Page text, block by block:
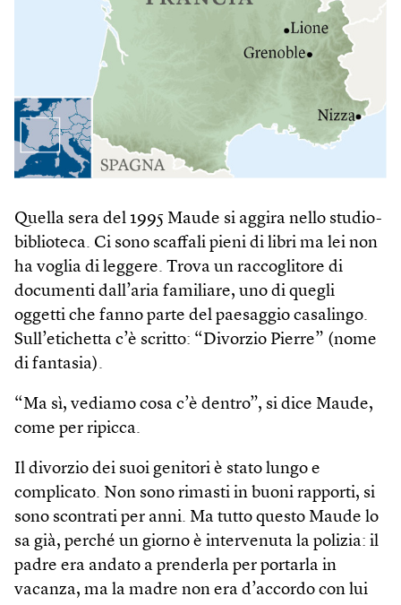
Quella sera del 1995 Maude si aggira nello studio-
biblioteca. Ci sono scaffali pieni di libri ma lei non
ha voglia di leggere. Trova un raccoglitore di
documenti dall’aria familiare, uno di quegli
oggetti che fanno parte del paesaggio casalingo.
Sull’etichetta c’è scritto: “Divorzio Pierre” (nome
di fantasia).
“Ma sì, vediamo cosa c’è dentro”, si dice Maude,
come per ripicca.
Il divorzio dei suoi genitori è stato lungo e
complicato. Non sono rimasti in buoni rapporti, si
sono scontrati per anni. Ma tutto questo Maude lo
sa già, perché un giorno è intervenuta la polizia: il
padre era andato a prenderla per portarla in
vacanza, ma la madre non era d’accordo con lui